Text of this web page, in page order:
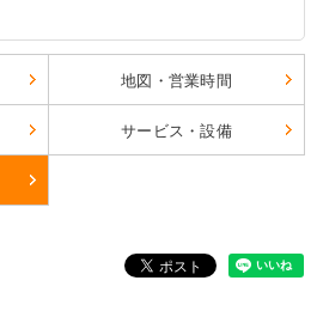
地図・営業時間
サービス・設備